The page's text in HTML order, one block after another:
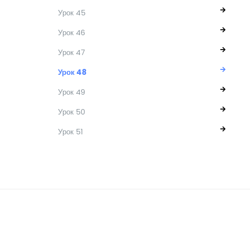
Урок 45
Урок 46
Урок 47
Урок 48
Урок 49
Урок 50
Урок 51